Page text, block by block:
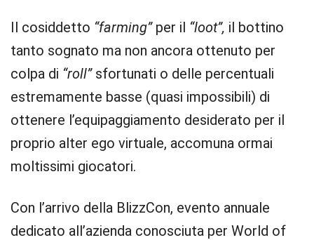
Il cosiddetto “farming”per il “loot”, il bottino
tanto sognato ma non ancora ottenuto per
colpa di “roll”sfortunati o delle percentuali
estremamente basse (quasi impossibili) di
ottenere l’equipaggiamento desiderato per il
proprio alter ego virtuale, accomuna ormai
moltissimi giocatori.
Con l’arrivo della BlizzCon, evento annuale
dedicato all’azienda conosciuta per World of